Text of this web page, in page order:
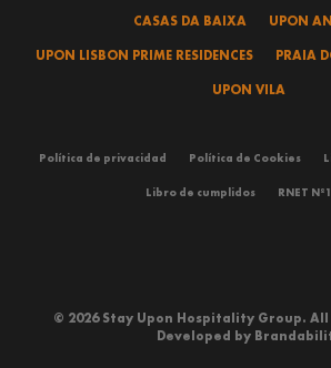
CASAS DA BAIXA
UPON
UPON LISBON PRIME RESIDENCES
PRAIA
UPON VILA
Política de privacidad Política de Cookies
Libro de cumplidos RNET
© 2026 Stay Upon Hospitality Group.
Developed by